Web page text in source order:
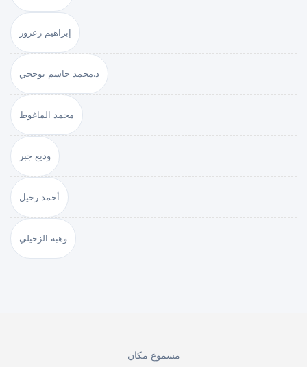
إبراهيم زعرور
د.محمد جاسم بوحجي
محمد الماغوط
وديع جبر
أحمد رحيل
وهبة الزحيلي
مسموع مكان